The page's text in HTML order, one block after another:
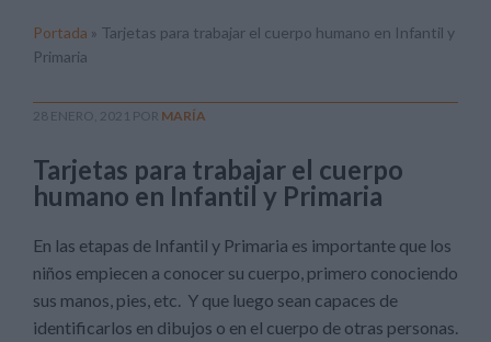
Portada » Tarjetas para trabajar el cuerpo humano en Infantil y
Primaria
28 ENERO, 2021 POR MARÍA
Tarjetas para trabajar el cuerpo
humano en Infantil y Primaria
En las etapas de Infantil y Primaria es importante que los
niños empiecen a conocer su cuerpo, primero conociendo
sus manos, pies, etc. Y que luego sean capaces de
identificarlos en dibujos o en el cuerpo de otras personas.